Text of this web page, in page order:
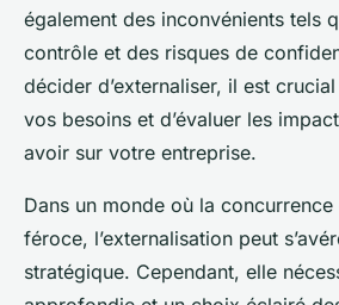
également des inconvénients tels
contrôle et des risques de
décider d’externaliser, il est
vos besoins et d’évaluer les
avoir sur votre entreprise.
Dans un monde où la
féroce, l’externalisation peut
stratégique. Cependant, elle